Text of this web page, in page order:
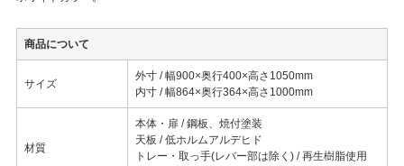
商品について
サイズ
外寸 / 幅900×奥行400×高さ1050mm
内寸 / 幅864×奥行364×高さ1000mm
材質
本体・扉 / 鋼板、焼付塗装
天板 / 低ホルムアルデヒド
トレー・取っ手(レバー部は除く) / 再生樹脂使用